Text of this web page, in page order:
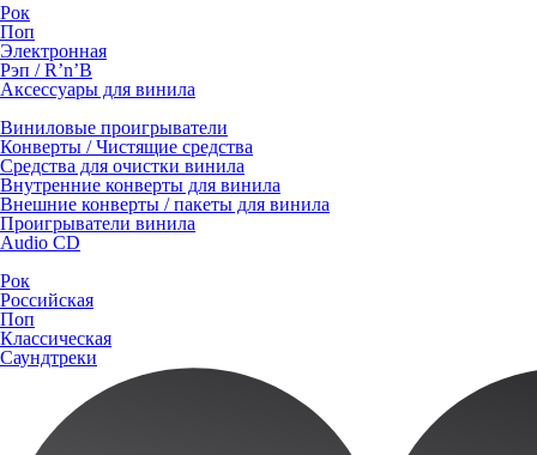
Рок
Поп
Электронная
Рэп / R’n’B
Аксессуары для винила
Виниловые проигрыватели
Конверты / Чистящие средства
Средства для очистки винила
Внутренние конверты для винила
Внешние конверты / пакеты для винила
Проигрыватели винила
Audio CD
Рок
Российская
Поп
Классическая
Саундтреки